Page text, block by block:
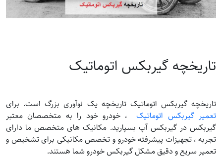
تاریخچه گیربکس اتوماتیک
تاریخچه گیربکس اتوماتیک تاریخچه یک نوآوری بزرگ است. برای
تعمیر گیربکس اتوماتیک، خودرو خود را به متخصصان معتبر
گیربکس در گیربکس آپ بسپارید. مکانیک های متخصص ما دارای
تجربه ، تجهیزات پیشرفته خودرو و تخصص مکانیکی برای تشخیص و
تعمیر سریع و دقیق مشکل گیربکس خودرو شما هستند.